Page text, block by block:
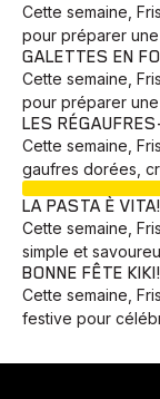
Cette semaine,
pour préparer
GALETTES EN
Cette semaine,
pour préparer
LES
Cette semaine,
gaufres dorées,
LA PASTA È VITA!
Cette semaine,
simple et
BONNE FÊTE KIKI!
Cette semaine,
festive pour